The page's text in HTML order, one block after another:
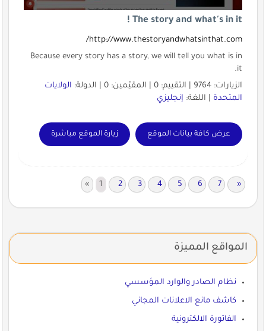
The story and what's in it !
http://www.thestoryandwhatsinthat.com/
Because every story has a story, we will tell you what is in
it.
الزيارات: 9764 | التقييم: 0 | المقيّمين: 0 | الدولة:
الولايات
المتحدة| اللغة: إنجليزي
عرض كافة بيانات الموقع زيارة الموقع مباشرة
« 2 3 4 5 6 7 »
المواقع المميزة
نظام الصادر والوارد المؤسسي
كاشف مانع الاعلانات المجاني
الفاتورة الالكترونية